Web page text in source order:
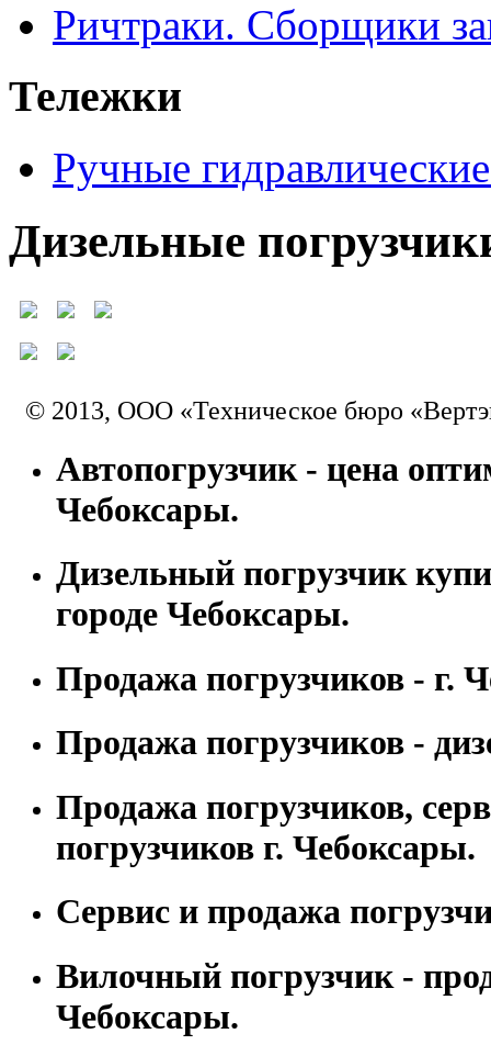
Ричтраки. Сборщики
Тележки
Ручные
Дизельные
© 2013, ООО «Техническое бюро
Автопогрузчик - цена
Чебоксары.
Дизельный погрузчик
городе Чебоксары.
Продажа погрузчиков - г.
Продажа погрузчиков -
Продажа погрузчиков,
погрузчиков г. Чебоксары.
Сервис и продажа
Вилочный погрузчик -
Чебоксары.